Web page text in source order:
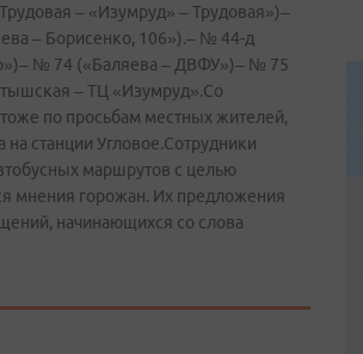
– «Изумруд» – Трудовая»)–
– Борисенко, 106»).– № 44-д
№ 74 («Баляева – ДВФУ»)– № 75
– ТЦ «Изумруд».Со
по просьбам местных жителей,
станции Угловое.Сотрудники
маршрутов с целью
мнения горожан. Их предложения
начинающихся со слова